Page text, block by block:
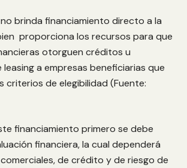
brinda financiamiento directo a la
proporciona los recursos para que
otorguen créditos u
a empresas beneficiarias que
criterios de elegibilidad (Fuente:
financiamiento primero se debe
financiera, la cual dependerá
de crédito y de riesgo de